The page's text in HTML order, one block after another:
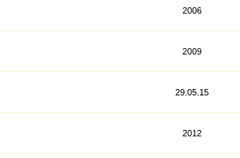
2006
2009
29.05.15
2012